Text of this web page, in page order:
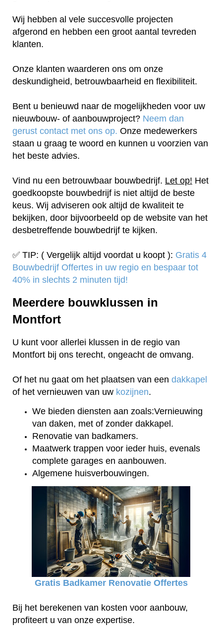
Wij hebben al vele succesvolle projecten
afgerond en hebben een groot aantal tevreden
klanten.
Onze klanten waarderen ons om onze
deskundigheid, betrouwbaarheid en flexibiliteit.
Bent u benieuwd naar de mogelijkheden voor uw
nieuwbouw- of aanbouwproject? Neem dan
gerust contact met ons op. Onze medewerkers
staan u graag te woord en kunnen u voorzien van
het beste advies.
Vind nu een betrouwbaar bouwbedrijf. Let op! Het
goedkoopste bouwbedrijf is niet altijd de beste
keus. Wij adviseren ook altijd de kwaliteit te
bekijken, door bijvoorbeeld op de website van het
desbetreffende bouwbedrijf te kijken.
✅ TIP: ( Vergelijk altijd voordat u koopt ): Gratis 4
Bouwbedrijf Offertes in uw regio en bespaar tot
40% in slechts 2 minuten tijd!
Meerdere bouwklussen in
Montfort
U kunt voor allerlei klussen in de regio van
Montfort bij ons terecht, ongeacht de omvang.
Of het nu gaat om het plaatsen van een dakkapel
of het vernieuwen van uw kozijnen.
We bieden diensten aan zoals:Vernieuwing
van daken, met of zonder dakkapel.
Renovatie van badkamers.
Maatwerk trappen voor ieder huis, evenals
complete garages en aanbouwen.
Algemene huisverbouwingen.
Gratis Badkamer Renovatie Offertes
Bij het berekenen van kosten voor aanbouw,
profiteert u van onze expertise.